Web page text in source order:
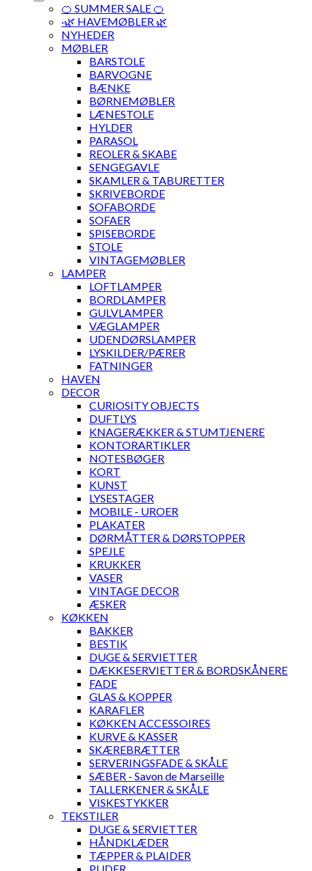
🍊 SUMMER SALE 🍊
·🌿 HAVEMØBLER 🌿
NYHEDER
MØBLER
BARSTOLE
BARVOGNE
BÆNKE
BØRNEMØBLER
LÆNESTOLE
HYLDER
PARASOL
REOLER & SKABE
SENGEGAVLE
SKAMLER & TABURETTER
SKRIVEBORDE
SOFABORDE
SOFAER
SPISEBORDE
STOLE
VINTAGEMØBLER
LAMPER
LOFTLAMPER
BORDLAMPER
GULVLAMPER
VÆGLAMPER
UDENDØRSLAMPER
LYSKILDER/PÆRER
FATNINGER
HAVEN
DECOR
CURIOSITY OBJECTS
DUFTLYS
KNAGERÆKKER & STUMTJENERE
KONTORARTIKLER
NOTESBØGER
KORT
KUNST
LYSESTAGER
MOBILE - UROER
PLAKATER
DØRMÅTTER & DØRSTOPPER
SPEJLE
KRUKKER
VASER
VINTAGE DECOR
ÆSKER
KØKKEN
BAKKER
BESTIK
DUGE & SERVIETTER
DÆKKESERVIETTER & BORDSKÅNERE
FADE
GLAS & KOPPER
KARAFLER
KØKKEN ACCESSOIRES
KURVE & KASSER
SKÆREBRÆTTER
SERVERINGSFADE & SKÅLE
SÆBER - Savon de Marseille
TALLERKENER & SKÅLE
VISKESTYKKER
TEKSTILER
DUGE & SERVIETTER
HÅNDKLÆDER
TÆPPER & PLAIDER